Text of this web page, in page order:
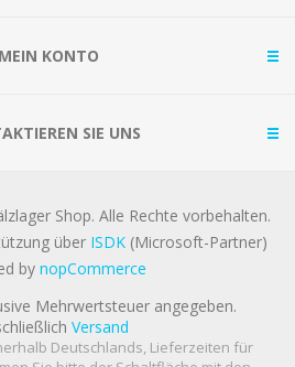
MEIN KONTO
SIE UNS
Shop. Alle Rechte vorbehalten.
über ISDK (Microsoft-Partner)
by nopCommerce
Mehrwertsteuer angegeben.
Versand
Deutschlands, Lieferzeiten für